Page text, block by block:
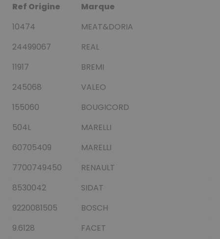
Ref Origine
Marque
10474
MEAT&DORIA
24499067
REAL
11917
BREMI
245068
VALEO
155060
BOUGICORD
504L
MARELLI
60705409
MARELLI
7700749450
RENAULT
8530042
SIDAT
9220081505
BOSCH
9.6128
FACET